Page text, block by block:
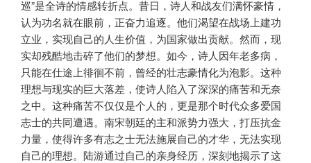
巡”是全诗的情感转折点。昔日，诗人和战友们满怀豪情，
认为功名就在眼前，正奋力追逐。他们渴望在战场上建功
立业，实现自己的人生价值，为国家做出贡献。然而，现
实却残酷地击碎了他们的梦想。如今，诗人因年老多病，
只能在仕途上徘徊不前，曾经的壮志豪情化为泡影。这种
理想与现实的巨大落差，使诗人陷入了深深的痛苦和无奈
之中。这种痛苦不仅仅是个人的，更是那个时代众多爱国
志士的共同遭遇。南宋朝廷的主和派势力强大，打压抗金
力量，使得许多有志之士无法施展自己的才华，无法实现
自己的理想。陆游通过自己的亲身经历，深刻地揭示了这